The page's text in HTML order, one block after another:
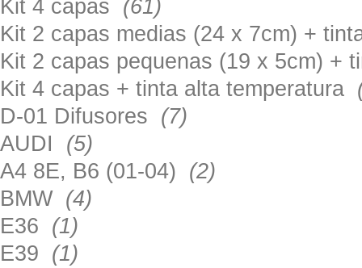
Kit 4 capas (61)
Kit 2 capas medias (24 x 7cm) +
Kit 2 capas pequenas (19 x 5cm) +
Kit 4 capas + tinta alta temperatura
D-01 Difusores (7)
AUDI (5)
A4 8E, B6 (01-04) (2)
BMW (4)
E36 (1)
E39 (1)